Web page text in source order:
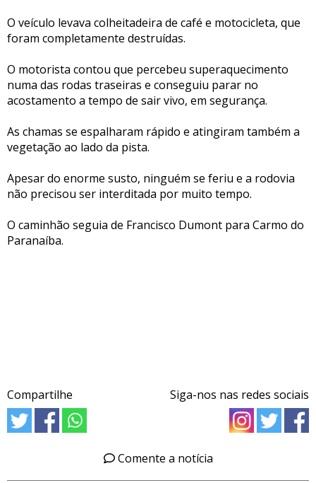
O veículo levava colheitadeira de café e motocicleta, que
foram completamente destruídas.
O motorista contou que percebeu superaquecimento
numa das rodas traseiras e conseguiu parar no
acostamento a tempo de sair vivo, em segurança.
As chamas se espalharam rápido e atingiram também a
vegetação ao lado da pista.
Apesar do enorme susto, ninguém se feriu e a rodovia
não precisou ser interditada por muito tempo.
O caminhão seguia de Francisco Dumont para Carmo do
Paranaíba.
Compartilhe Siga-nos nas redes sociais
Comente a notícia